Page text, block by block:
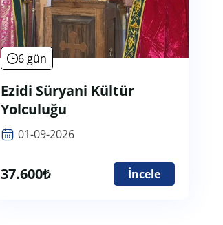
6 gün
Ezidi Süryani Kültür
Yolculuğu
01-09-2026
37.600₺ İncele